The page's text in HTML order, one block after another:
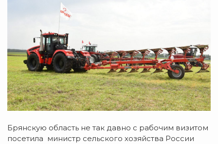
Брянскую область не так давно с рабочим визитом
посетила министр сельского хозяйства России